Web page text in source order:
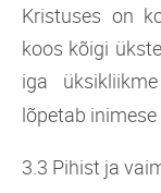
Kristuses on
koos kõigi
iga
lõpetab inimese
3.3 Pihist ja